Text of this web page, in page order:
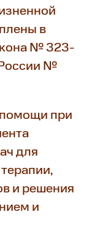
в
№ 323-
№
помощи при
для
и решения
и